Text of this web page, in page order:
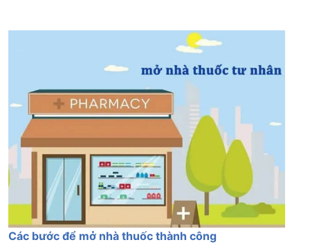
Các bước để mở nhà thuốc thành công